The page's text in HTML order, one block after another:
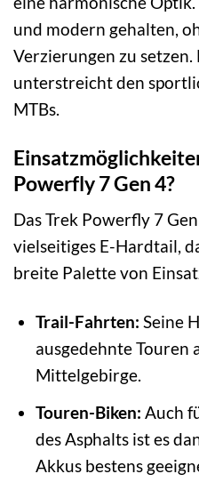
und modern gehalten,
Verzierungen zu
unterstreicht den
MTBs.
Powerfly 7 Gen 4?
Das Trek Powerfly 7
vielseitiges E-Hardtail,
breite Palette von
Trail-Fahrten: Seine
ausgedehnte Touren
Mittelgebirge.
Touren-Biken: Auch
des Asphalts ist es
Akkus bestens